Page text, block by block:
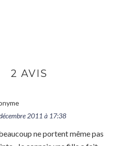
2 AVIS
2011 à 17:38
ne portent même pas